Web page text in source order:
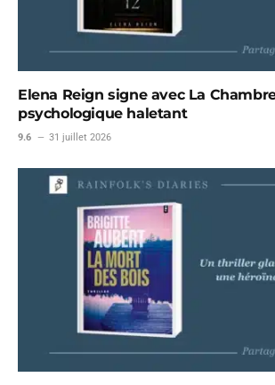
Elena Reign signe avec La
psychologique haletant
9.6 31 juillet 2026